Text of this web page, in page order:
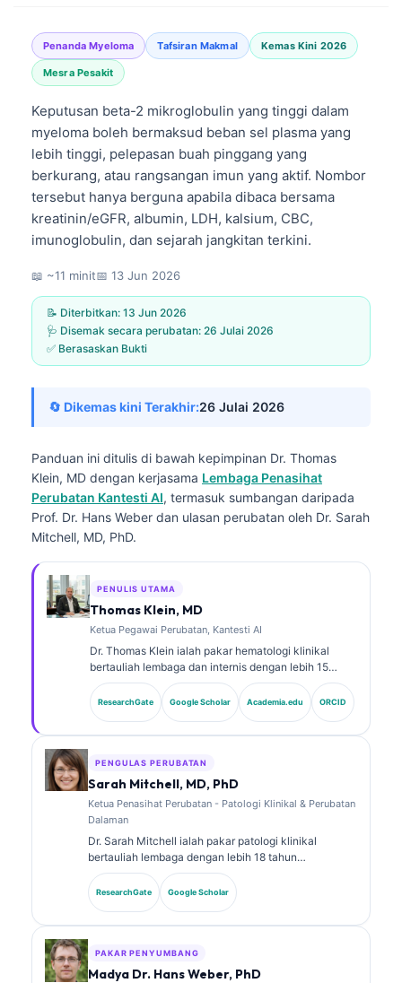
Penanda Myeloma Tafsiran Makmal Kemas Kini 2026
Mesra Pesakit
Keputusan beta-2 mikroglobulin yang tinggi dalam
myeloma boleh bermaksud beban sel plasma yang
lebih tinggi, pelepasan buah pinggang yang
berkurang, atau rangsangan imun yang aktif. Nombor
tersebut hanya berguna apabila dibaca bersama
kreatinin/eGFR, albumin, LDH, kalsium, CBC,
imunoglobulin, dan sejarah jangkitan terkini.
📖 ~11 minit📅 13 Jun 2026
📝 Diterbitkan: 13 Jun 2026
🩺 Disemak secara perubatan: 26 Julai 2026
✅ Berasaskan Bukti
🔄 Dikemas kini Terakhir:26 Julai 2026
Panduan ini ditulis di bawah kepimpinan Dr. Thomas
Klein, MD dengan kerjasama Lembaga Penasihat
Perubatan Kantesti AI, termasuk sumbangan daripada
Prof. Dr. Hans Weber dan ulasan perubatan oleh Dr. Sarah
Mitchell, MD, PhD.
PENULIS UTAMA
Thomas Klein, MD
Ketua Pegawai Perubatan, Kantesti AI
Dr. Thomas Klein ialah pakar hematologi klinikal
bertauliah lembaga dan internis dengan lebih 15
tahun pengalaman dalam perubatan makmal dan
analisis klinikal berbantukan AI. Sebagai Ketua
Pegawai Perubatan di Kantesti AI, beliau
tersebut. Dr. Klein telah menerbitkan kajian tentang
tafsiran biomarker dan diagnostik makmal.
ResearchGate Google Scholar Academia.edu ORCID
PENGULAS PERUBATAN
Sarah Mitchell, MD, PhD
Ketua Penasihat Perubatan - Patologi Klinikal & Perubatan
Dalaman
Dr. Sarah Mitchell ialah pakar patologi klinikal
bertauliah lembaga dengan lebih 18 tahun
pengalaman dalam perubatan makmal dan analisis
diagnostik. Beliau memiliki pensijilan kepakaran
dalam kimia klinikal dan telah menerbitkan secara
ResearchGate Google Scholar
PAKAR PENYUMBANG
Madya Dr. Hans Weber, PhD